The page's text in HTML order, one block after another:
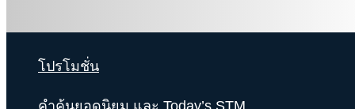
โปรโมชั่น
คำค้นยอดนิยม และ Today’s STM